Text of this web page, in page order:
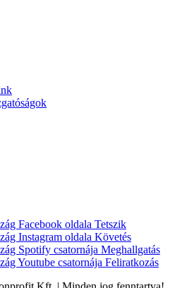
Tetszik
Követés
Meghallgatás
Feliratkozás